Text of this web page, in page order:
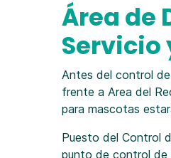
Área de
Servicio
Antes del control de
frente a Area del
para mascotas
Puesto del Control
punto de control de